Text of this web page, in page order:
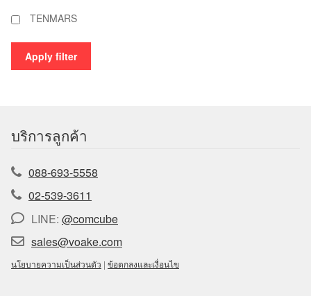
TENMARS
Apply filter
บริการลูกค้า
088-693-5558
02-539-3611
LINE: @comcube
sales@voake.com
นโยบายความเป็นส่วนตัว | ข้อตกลงและเงื่อนไข